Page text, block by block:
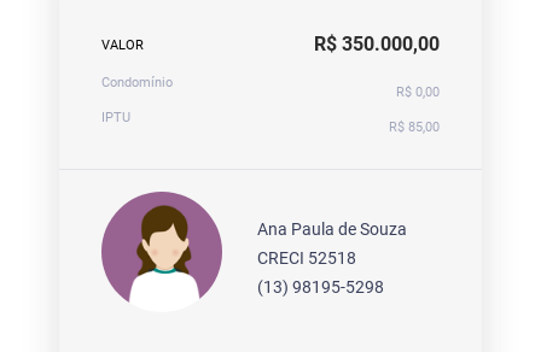
VALOR R$ 350.000,00
Condomínio
R$ 0,00
IPTU
R$ 85,00
Ana Paula de Souza
CRECI 52518
(13) 98195-5298